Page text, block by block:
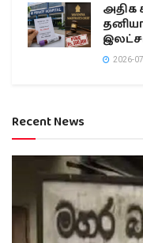
அதிக
2026-
Recent News